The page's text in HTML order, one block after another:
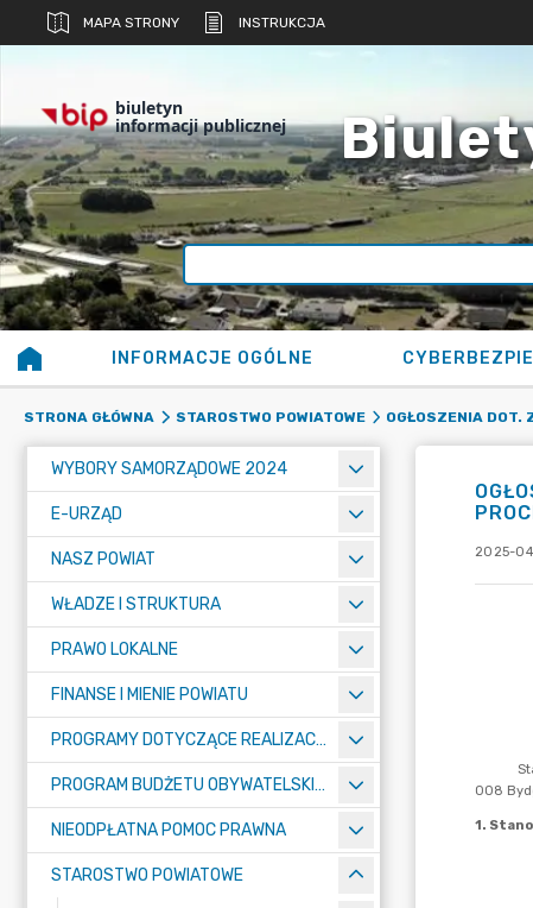
MAPA STRONY INSTRUKCJA
biuletyn
informacji publicznej
INFORMACJE OGÓLNE
STRONA GŁÓWNA STAROSTWO POWIATOWE OGŁOSZENIA DOT.
WYBORY SAMORZĄDOWE 2024
E-URZĄD
NASZ POWIAT
WŁADZE I STRUKTURA
PRAWO LOKALNE
FINANSE I MIENIE POWIATU
PROGRAMY DOTYCZĄCE REALIZACJI ZADAŃ PUBLICZNYCH
PROGRAM BUDŻETU OBYWATELSKIEGO POWIATU BYDGOSKIEGO
NIEODPŁATNA POMOC PRAWNA
STAROSTWO POWIATOWE
2025-